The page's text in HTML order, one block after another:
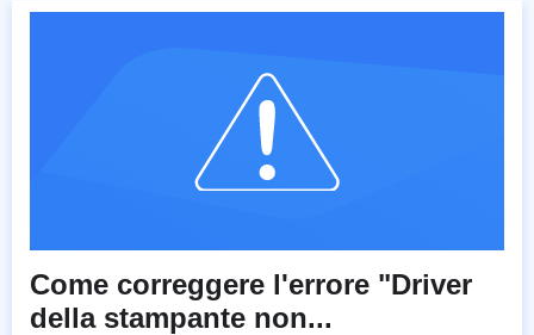
Come correggere l'errore "Driver
della stampante non...